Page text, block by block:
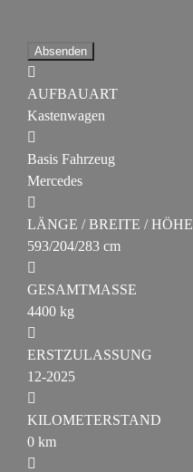
Absenden
AUFBAUART
Kastenwagen
Basis Fahrzeug
Mercedes
LÄNGE / BREITE / HÖHE
593/204/283 cm
GESAMTMASSE
4400 kg
ERSTZULASSUNG
12-2025
KILOMETERSTAND
0 km